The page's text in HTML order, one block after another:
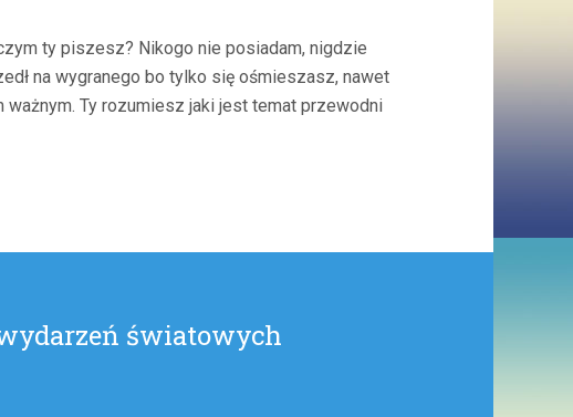
WOLNOŚCI
(LIVE)
MAGICBALL
ty piszesz? Nikogo nie posiadam, nigdzie
na wygranego bo tylko się ośmieszasz, nawet
Ty rozumiesz jaki jest temat przewodni
światowych